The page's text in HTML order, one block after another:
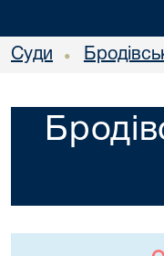
Суди •